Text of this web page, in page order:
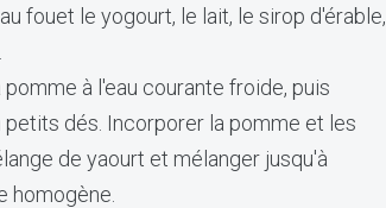
fouet le yogourt, le lait, le sirop d'érable,
à l'eau courante froide, puis
petits dés. Incorporer la pomme et les
de yaourt et mélanger jusqu'à
homogène.